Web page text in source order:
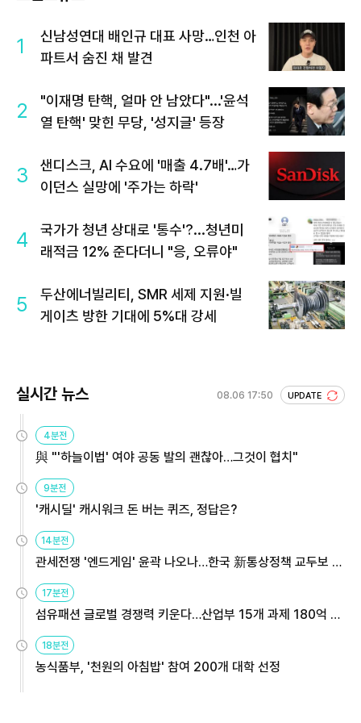
1
신남성연대 배인규 대표 사망…인천 아
파트서 숨진 채 발견
2
"이재명 탄핵, 얼마 안 남았다"...'윤석
열 탄핵' 맞힌 무당, '성지글' 등장
3
샌디스크, AI 수요에 '매출 4.7배'…가
이던스 실망에 '주가는 하락'
4
국가가 청년 상대로 '통수'?...청년미
래적금 12% 준다더니 "응, 오류야"
5
두산에너빌리티, SMR 세제 지원·빌
게이츠 방한 기대에 5%대 강세
실시간 뉴스 08.06 17:50 UPDATE
4분전
與 "'하늘이법' 여야 공동 발의 괜찮아…그것이 협치"
9분전
'캐시딜' 캐시워크 돈 버는 퀴즈, 정답은?
14분전
관세전쟁 '엔드게임' 윤곽 나오나…한국 新통상정책 교두보 활
17분전
섬유패션 글로벌 경쟁력 키운다…산업부 15개 과제 180억 지
18분전
농식품부, '천원의 아침밥' 참여 200개 대학 선정